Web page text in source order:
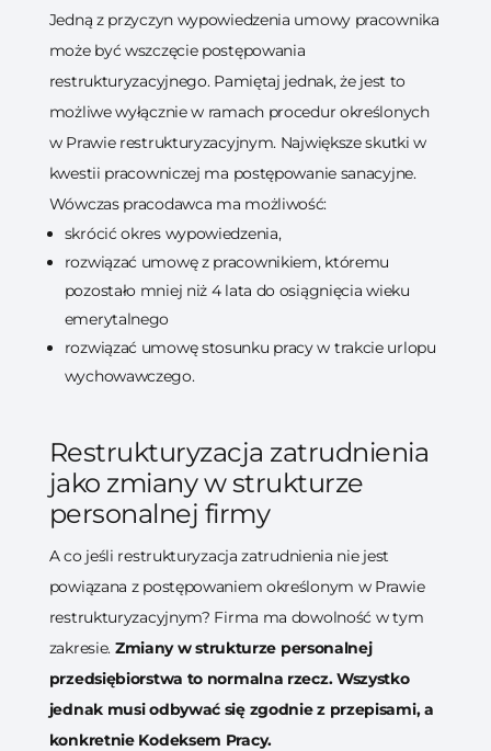
Jedną z przyczyn wypowiedzenia umowy pracownika
może być wszczęcie postępowania
restrukturyzacyjnego. Pamiętaj jednak, że jest to
możliwe wyłącznie w ramach procedur określonych
w Prawie restrukturyzacyjnym. Największe skutki w
kwestii pracowniczej ma postępowanie sanacyjne.
Wówczas pracodawca ma możliwość:
skrócić okres wypowiedzenia,
rozwiązać umowę z pracownikiem, któremu
pozostało mniej niż 4 lata do osiągnięcia wieku
emerytalnego
rozwiązać umowę stosunku pracy w trakcie urlopu
wychowawczego.
Restrukturyzacja zatrudnienia
jako zmiany w strukturze
personalnej firmy
A co jeśli restrukturyzacja zatrudnienia nie jest
powiązana z postępowaniem określonym w Prawie
restrukturyzacyjnym? Firma ma dowolność w tym
zakresie. Zmiany w strukturze personalnej
przedsiębiorstwa to normalna rzecz. Wszystko
jednak musi odbywać się zgodnie z przepisami, a
konkretnie Kodeksem Pracy.